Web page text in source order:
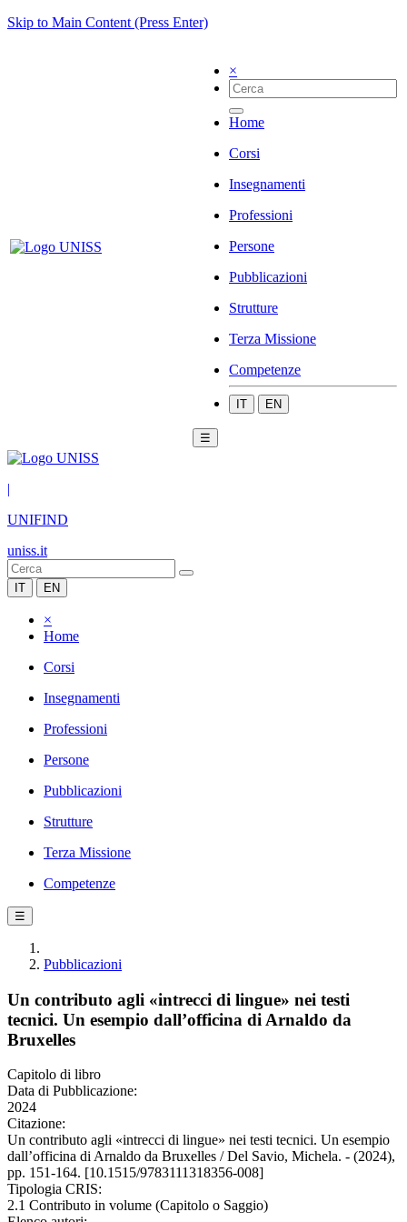
Skip to Main Content (Press Enter)
×
Home
Corsi
Insegnamenti
Professioni
Persone
Pubblicazioni
Strutture
Terza Missione
Competenze
IT EN
☰
|
UNIFIND
uniss.it
IT EN
×
Home
Corsi
Insegnamenti
Professioni
Persone
Pubblicazioni
Strutture
Terza Missione
Competenze
☰
Pubblicazioni
Un contributo agli «intrecci di lingue» nei testi
tecnici. Un esempio dall’officina di Arnaldo da
Bruxelles
Capitolo di libro
Data di Pubblicazione:
2024
Citazione:
Un contributo agli «intrecci di lingue» nei testi tecnici. Un esempio
dall’officina di Arnaldo da Bruxelles / Del Savio, Michela. - (2024),
pp. 151-164. [10.1515/9783111318356-008]
Tipologia CRIS:
2.1 Contributo in volume (Capitolo o Saggio)